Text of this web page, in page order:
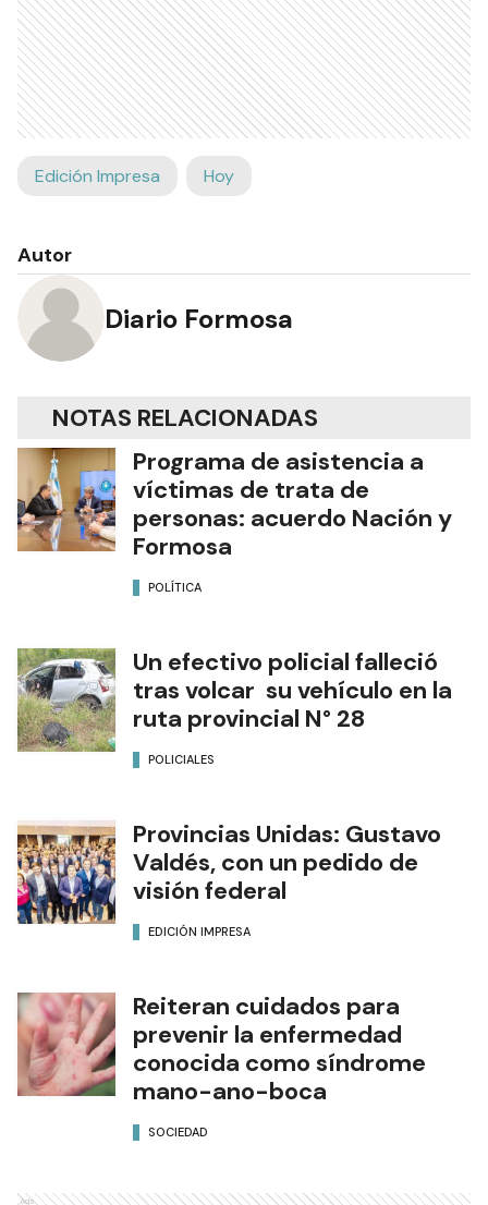
Edición Impresa Hoy
Autor
Diario Formosa
NOTAS RELACIONADAS
Programa de asistencia a
víctimas de trata de
personas: acuerdo Nación y
Formosa
POLÍTICA
Un efectivo policial falleció
tras volcar su vehículo en la
ruta provincial N° 28
POLICIALES
Provincias Unidas: Gustavo
Valdés, con un pedido de
visión federal
EDICIÓN IMPRESA
Reiteran cuidados para
prevenir la enfermedad
conocida como síndrome
mano-ano-boca
SOCIEDAD
Ads